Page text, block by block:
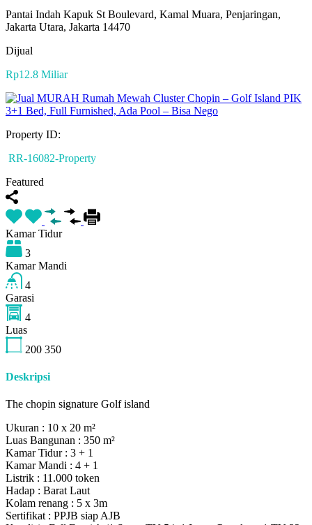
Pantai Indah Kapuk St Boulevard, Kamal Muara, Penjaringan,
Jakarta Utara, Jakarta 14470
Dijual
Rp12.8 Miliar
Property ID:
RR-16082-Property
Featured
Kamar Tidur
3
Kamar Mandi
4
Garasi
4
Luas
200 350
Deskripsi
The chopin signature Golf island
Ukuran : 10 x 20 m²
Luas Bangunan : 350 m²
Kamar Tidur : 3 + 1
Kamar Mandi : 4 + 1
Listrik : 11.000 token
Hadap : Barat Laut
Kolam renang : 5 x 3m
Sertifikat : PPJB siap AJB